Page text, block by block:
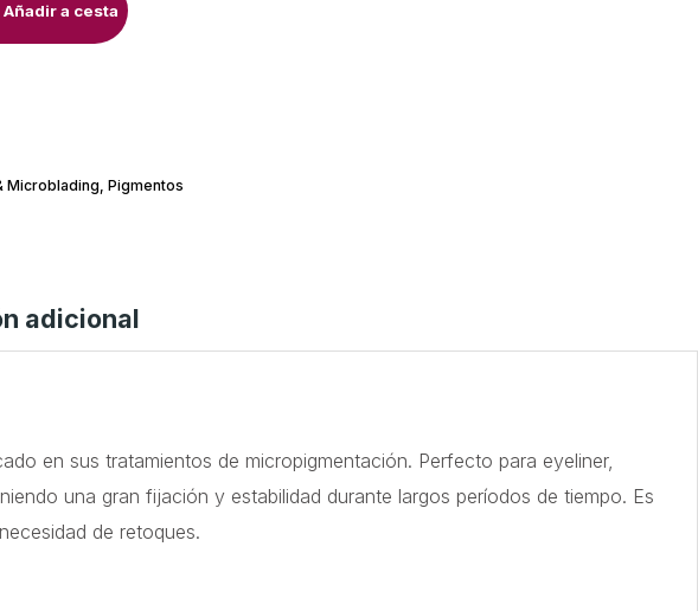
Añadir a cesta
Microblading, Pigmentos
adicional
en sus tratamientos de micropigmentación. Perfecto para eyeliner,
una gran fijación y estabilidad durante largos períodos de tiempo. Es
de retoques.